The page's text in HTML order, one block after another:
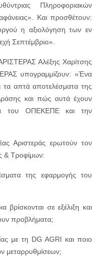
Πληροφοριακών
Και προσθέτουν:
η αξιολόγηση των εν
Σεπτέμβριο».
Αλέξης Χαρίτσης
υπογραμμίζουν: «Ένα
τα απτά αποτελέσματα της
και πώς αυτά έχουν
του ΟΠΕΚΕΠΕ και την
Αριστεράς ερωτούν τον
& Τροφίμων:
της εφαρμογής του
βρίσκονται σε εξέλιξη και
προβλήματα;
με τη DG AGRI και ποιο
μεταρρυθμίσεων;